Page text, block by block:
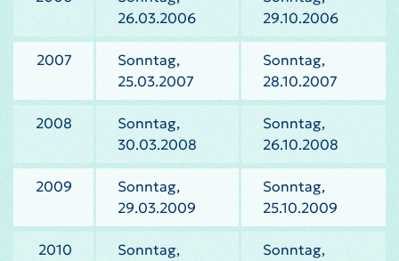
26.03.2006
29.10.2006
2007
Sonntag,
25.03.2007
Sonntag,
28.10.2007
2008
Sonntag,
30.03.2008
Sonntag,
26.10.2008
2009
Sonntag,
29.03.2009
Sonntag,
25.10.2009
2010
Sonntag,
Sonntag,